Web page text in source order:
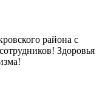
района с
Здоровья